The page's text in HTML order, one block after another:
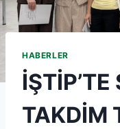
HABERLER
TAKDİM